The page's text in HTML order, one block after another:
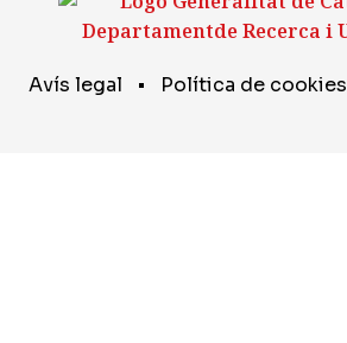
Avís legal • Política de cookies